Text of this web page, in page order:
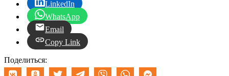
LinkedIn
WhatsApp
Email
Copy Link
Поделиться: